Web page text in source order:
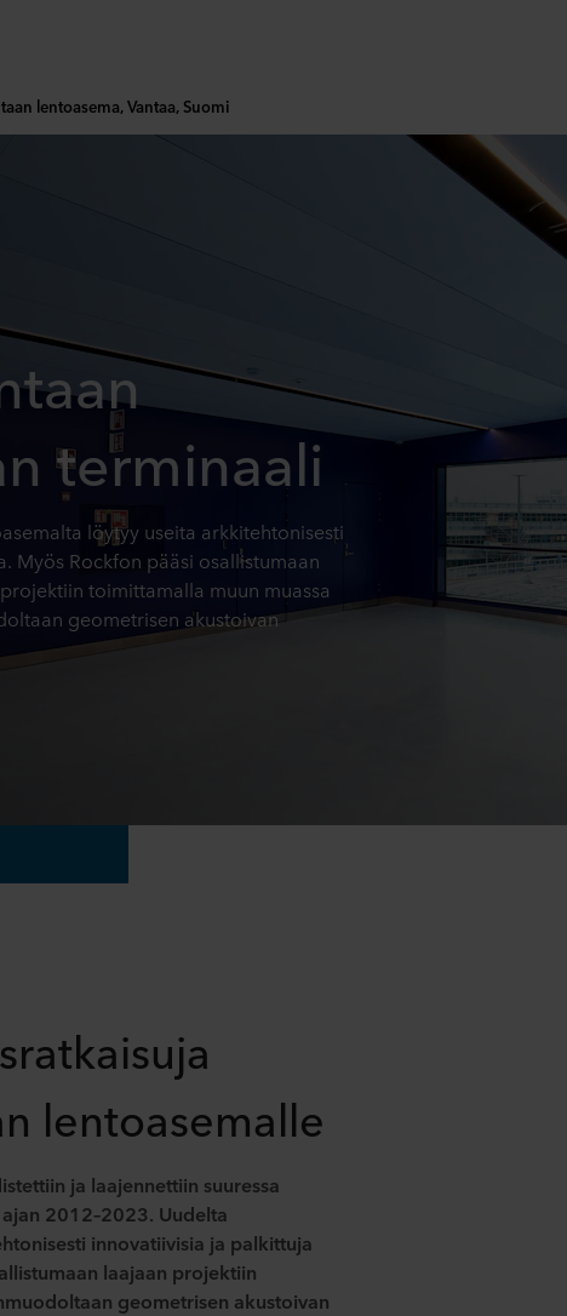
lentoasema, Vantaa, Suomi
terminaali
löytyy useita arkkitehtonisesti
Myös Rockfon pääsi osallistumaan
toimittamalla muun muassa
geometrisen akustoivan
lentoasemalle
ja laajennettiin suuressa
2012–2023. Uudelta
innovatiivisia ja palkittuja
laajaan projektiin
geometrisen akustoivan